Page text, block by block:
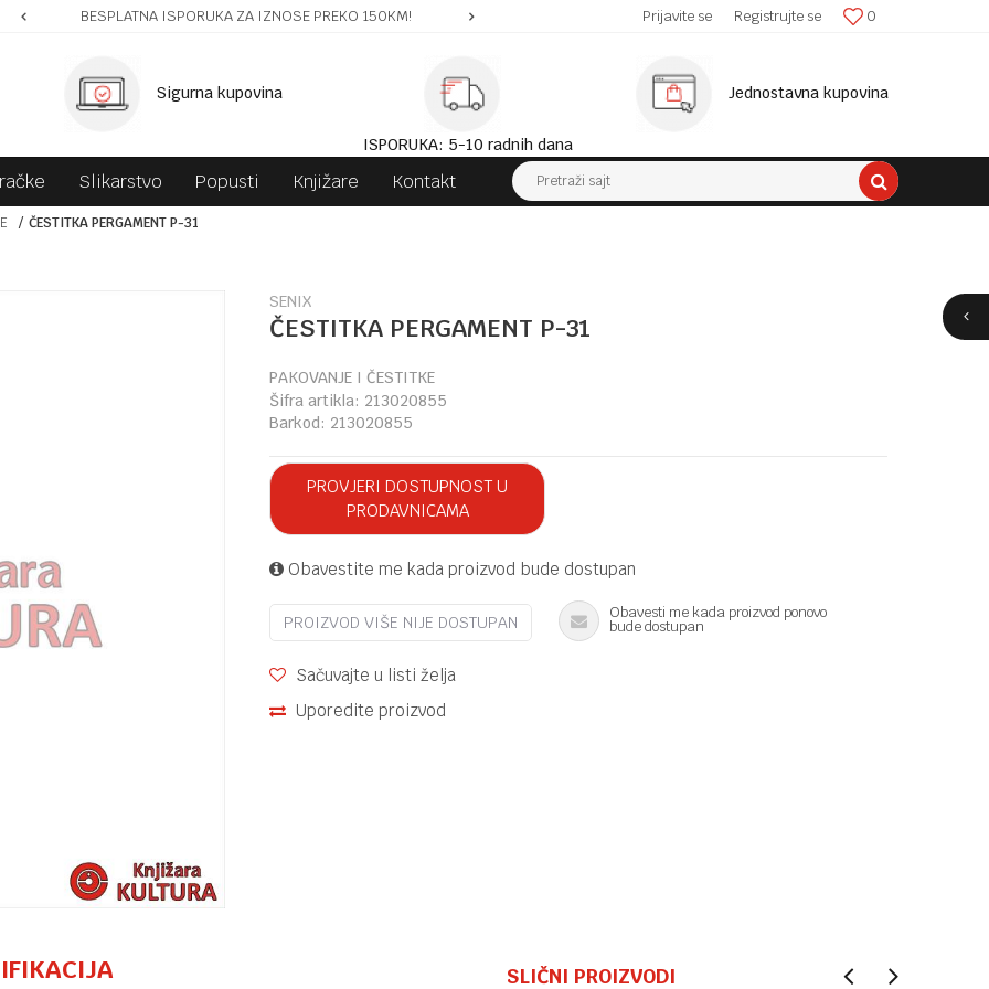
BESPLATNA ISPORUKA ZA IZNOSE PREKO 150KM! SIGURNA ISPORUKA! 0
Prijavite se Registrujte se
Sigurna kupovina
ISPORUKA: 5-10 radnih dana
Jednostavna kupovina
Slikarstvo Popusti Knjižare Kontakt Pretraži sajt
ČESTITKA PERGAMENT P-31
SENIX
ČESTITKA PERGAMENT P-31
PAKOVANJE I ČESTITKE
Šifra artikla: 213020855
Barkod: 213020855
PROVJERI DOSTUPNOST U
PRODAVNICAMA
Obavestite me kada proizvod bude dostupan
PROIZVOD VIŠE NIJE DOSTUPAN
Obavesti me kada proizvod ponovo
bude dostupan
Sačuvajte u listi želja
Uporedite proizvod
SLIČNI PROIZVODI